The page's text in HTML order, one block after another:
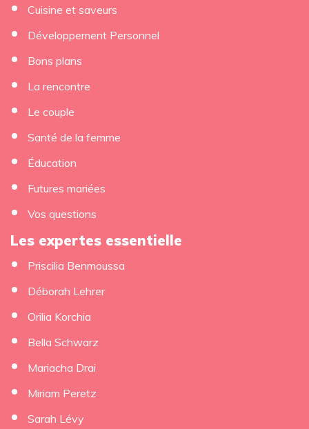
Cuisine et saveurs
Développement Personnel
Bons plans
La rencontre
Le couple
Santé de la femme
Éducation
Futures mariées
Vos questions
Les expertes essentielle
Priscilia Benmoussa
Déborah Lehrer
Orilia Korchia
Bella Schwarz
Mariacha Drai
Miriam Peretz
Sarah Lévy